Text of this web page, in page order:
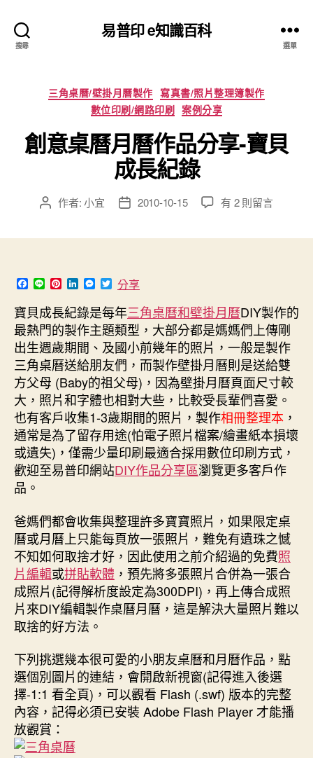
搜尋
易普印 e知識百科
選單
分
類
三角桌曆/壁掛月曆製作 寫真書/照片整理簿製作
數位印刷/網路印刷 案例分享
創意桌曆月曆作品分享-寶貝
成長紀錄
文 作者:小宜
文
期
2010-10-15
在
作
品
分
寶
貝
成
長
紀
錄〉
中
有 2 則留言
F
a
c
e
b
o
o
k
L
n
e
P
n
t
e
r
e
s
t
L
n
k
e
d
I
n
M
e
s
s
e
n
g
e
r
T
w
i
t
t
e
r
分享
寶貝成長紀錄是每年三角桌曆和壁掛月曆DIY製作的
最熱門的製作主題類型，大部分都是媽媽們上傳剛
出生週歲期間、及國小前幾年的照片，一般是製作
三角桌曆送給朋友們，而製作壁掛月曆則是送給雙
方父母 (Baby的祖父母)，因為壁掛月曆頁面尺寸較
大，照片和字體也相對大些，比較受長輩們喜愛。
也有客戶收集1-3歲期間的照片，製作相冊整理本 ，
通常是為了留存用途(怕電子照片檔案/繪畫紙本損壞
或遺失)，僅需少量印刷最適合採用數位印刷方式，
歡迎至易普印網站DIY作品分享區瀏覽更多客戶作
品。
爸媽們都會收集與整理許多寶寶照片，如果限定桌
曆或月曆上只能每頁放一張照片，難免有遺珠之憾
不知如何取捨才好，因此使用之前介紹過的免費照
片編輯或拼貼軟體 ，預先將多張照片合併為一張合
成照片(記得解析度設定為300DPI)，再上傳合成照
片來DIY編輯製作桌曆月曆，這是解決大量照片難以
取捨的好方法。
下列挑選幾本很可愛的小朋友桌曆和月曆作品，點
選個別圖片的連結，會開啟新視窗(記得進入後選
擇-1:1 看全頁)，可以觀看 Flash (.swf) 版本的完整
內容，記得必須已安裝 Adobe Flash Player 才能播
放觀賞：